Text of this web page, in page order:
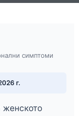
симптоми
г.
женското